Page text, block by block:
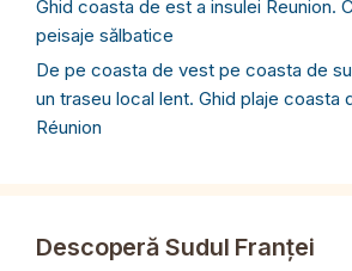
Ghid coasta de est a insulei Reunion.
peisaje sălbatice
De pe coasta de vest pe coasta de
un traseu local lent. Ghid plaje coasta
Réunion
Descoperă Sudul Franței